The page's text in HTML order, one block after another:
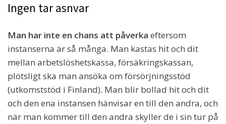
Ingen tar asnvar
Man har inte en chans att påverka eftersom
instanserna är så många. Man kastas hit och dit
mellan arbetslöshetskassa, försäkringskassan,
plötsligt ska man ansöka om försörjningsstöd
(utkomststöd i Finland). Man blir bollad hit och dit
och den ena instansen hänvisar en till den andra, och
när man kommer till den andra skyller de i sin tur på